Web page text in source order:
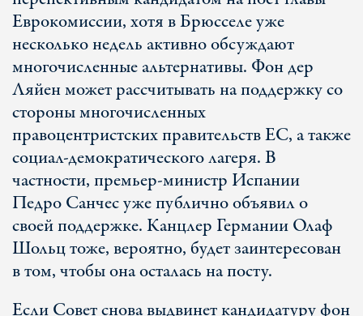
Еврокомиссии, хотя в Брюсселе уже
несколько недель активно обсуждают
многочисленные альтернативы. Фон дер
Ляйен может рассчитывать на поддержку со
стороны многочисленных
правоцентристских правительств ЕС, а также
социал-демократического лагеря. В
частности, премьер-министр Испании
Педро Санчес уже публично объявил о
своей поддержке. Канцлер Германии Олаф
Шольц тоже, вероятно, будет заинтересован
в том, чтобы она осталась на посту.
Если Совет снова выдвинет кандидатуру фон